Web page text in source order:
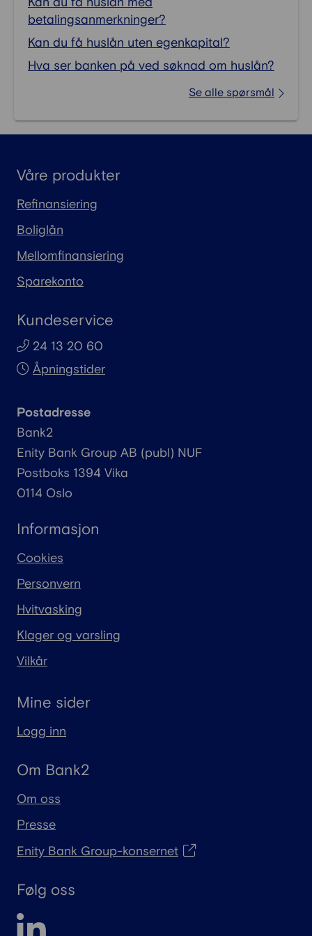
betalingsanmerkninger?
Kan du få huslån uten egenkapital?
Hva ser banken på ved søknad om huslån?
Se alle spørsmål
Våre produkter
Refinansiering
Boliglån
Mellomfinansiering
Sparekonto
Kundeservice
24 13 20 60
Åpningstider
Postadresse
Bank2
Enity Bank Group AB (publ) NUF
Postboks 1394 Vika
0114 Oslo
Informasjon
Cookies
Personvern
Hvitvasking
Klager og varsling
Vilkår
Mine sider
Logg inn
Om Bank2
Om oss
Presse
Enity Bank Group-konsernet
Følg oss